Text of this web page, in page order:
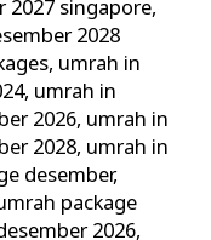
2027 singapore,
2028
, umrah in
, umrah in
2026, umrah in
2028, umrah in
desember,
package
2026,